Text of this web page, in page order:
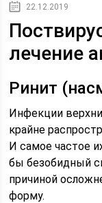
22.12.2019
лечение
Ринит
Инфекции
крайне
И самое частое
бы безобидный
причиной
форму.